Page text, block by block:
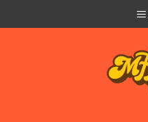
naar